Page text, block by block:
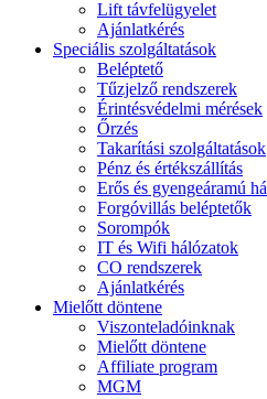
Lift távfelügyelet
Ajánlatkérés
Speciális szolgáltatások
Beléptető
Tűzjelző rendszerek
Érintésvédelmi mérések
Őrzés
Takarítási szolgáltatások
Pénz és értékszállítás
Erős és gyengeáramú
Forgóvillás beléptetők
Sorompók
IT és Wifi hálózatok
CO rendszerek
Ajánlatkérés
Mielőtt döntene
Viszonteladóinknak
Mielőtt döntene
Affiliate program
MGM